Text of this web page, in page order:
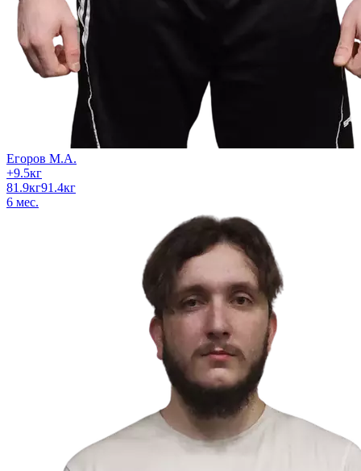
Егоров М.А.
+9.5кг
81.9кг91.4кг
6 мес.